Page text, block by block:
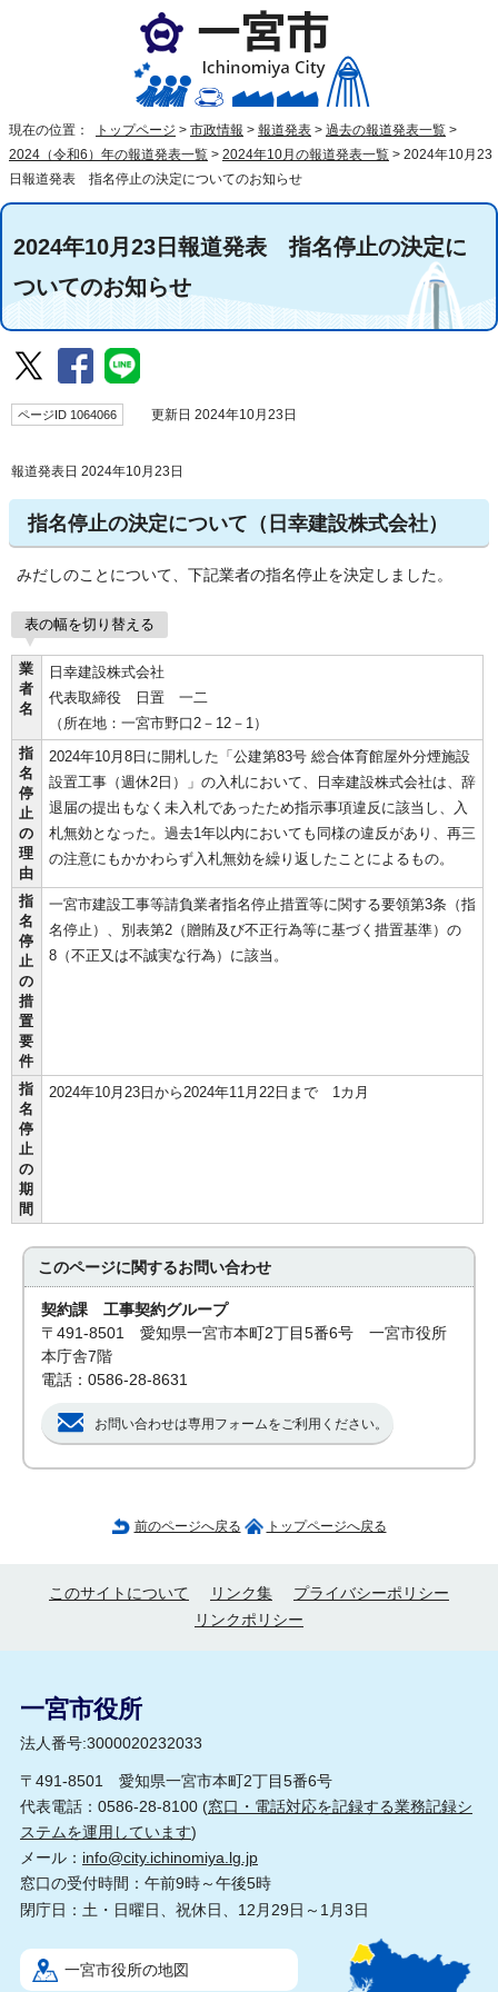
現在の位置： トップページ > 市政情報 > 報道発表 > 過去の報道発表一覧 >
2024（令和6）年の報道発表一覧 > 2024年10月の報道発表一覧 > 2024年10月23
日報道発表 指名停止の決定についてのお知らせ
2024年10月23日報道発表 指名停止の決定に
ついてのお知らせ
ページID 1064066 更新日 2024年10月23日
報道発表日 2024年10月23日
指名停止の決定について（日幸建設株式会社）
みだしのことについて、下記業者の指名停止を決定しました。
表の幅を切り替える
業
者
名
日幸建設株式会社
代表取締役 日置 一二
（所在地：一宮市野口2－12－1）
指
名
停
止
の
理
由
2024年10月8日に開札した「公建第83号 総合体育館屋外分煙施設
設置工事（週休2日）」の入札において、日幸建設株式会社は、辞
退届の提出もなく未入札であったため指示事項違反に該当し、入
札無効となった。過去1年以内においても同様の違反があり、再三
の注意にもかかわらず入札無効を繰り返したことによるもの。
指
名
停
止
の
措
置
要
件
一宮市建設工事等請負業者指名停止措置等に関する要領第3条（指
名停止）、別表第2（贈賄及び不正行為等に基づく措置基準）の
8（不正又は不誠実な行為）に該当。
指
名
停
止
の
期
間
2024年10月23日から2024年11月22日まで 1カ月
このページに関するお問い合わせ
契約課 工事契約グループ
〒491-8501 愛知県一宮市本町2丁目5番6号 一宮市役所
本庁舎7階
電話：0586-28-8631
お問い合わせは専用フォームをご利用ください。
前のページへ戻る トップページへ戻る
このサイトについて リンク集
プライバシーポリシー
リンクポリシー
一宮市役所
法人番号:3000020232033
〒491-8501 愛知県一宮市本町2丁目5番6号
代表電話：0586-28-8100 (窓口・電話対応を記録する業務記録シ
ステムを運用しています)
メール： info@city.ichinomiya.lg.jp
窓口の受付時間：午前9時～午後5時
閉庁日：土・日曜日、祝休日、12月29日～1月3日
一宮市役所の地図